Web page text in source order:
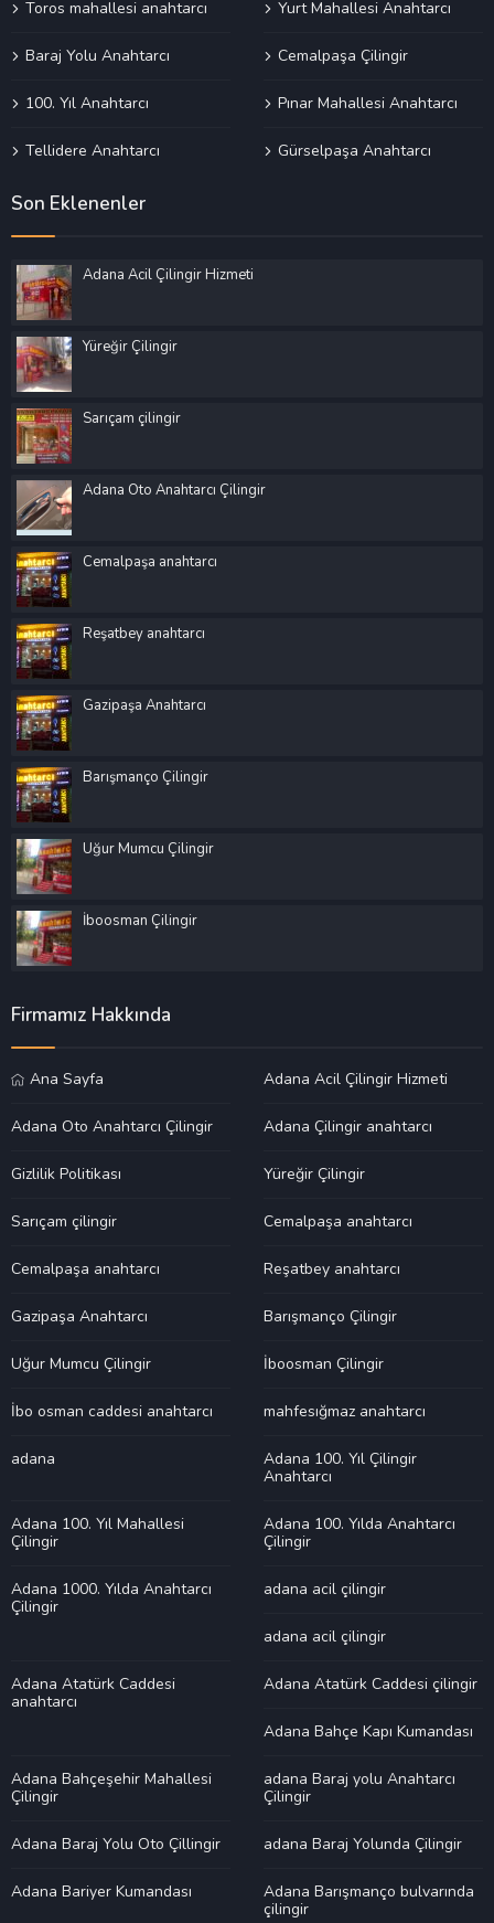
Toros mahallesi anahtarcı Yurt Mahallesi Anahtarcı
Baraj Yolu Anahtarcı Cemalpaşa Çilingir
100. Yıl Anahtarcı Pınar Mahallesi Anahtarcı
Tellidere Anahtarcı Gürselpaşa Anahtarcı
Son Eklenenler
Adana Acil Çilingir Hizmeti
Yüreğir Çilingir
Sarıçam çilingir
Adana Oto Anahtarcı Çilingir
Cemalpaşa anahtarcı
Reşatbey anahtarcı
Gazipaşa Anahtarcı
Barışmanço Çilingir
Uğur Mumcu Çilingir
İboosman Çilingir
Firmamız Hakkında
Ana Sayfa Adana Acil Çilingir Hizmeti
Adana Oto Anahtarcı Çilingir Adana Çilingir anahtarcı
Gizlilik Politikası Yüreğir Çilingir
Sarıçam çilingir Cemalpaşa anahtarcı
Cemalpaşa anahtarcı Reşatbey anahtarcı
Gazipaşa Anahtarcı Barışmanço Çilingir
Uğur Mumcu Çilingir İboosman Çilingir
İbo osman caddesi anahtarcı mahfesığmaz anahtarcı
adana
Adana 100. Yıl Çilingir
Anahtarcı
Adana 100. Yıl Mahallesi
Çilingir
Adana 100. Yılda Anahtarcı
Çilingir
Adana 1000. Yılda Anahtarcı
Çilingir
adana acil çilingir
adana acil çilingir
Adana Atatürk Caddesi
anahtarcı
Adana Atatürk Caddesi çilingir
Adana Bahçe Kapı Kumandası
Adana Bahçeşehir Mahallesi
Çilingir
adana Baraj yolu Anahtarcı
Çilingir
Adana Baraj Yolu Oto Çillingir adana Baraj Yolunda Çilingir
Adana Bariyer Kumandası
Adana Barışmanço bulvarında
çilingir